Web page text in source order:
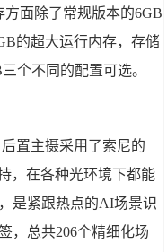
面除了常规版本的6GB
的超大运行内存，存储
个不同的配置可选。
置主摄采用了索尼的
，在各种光环境下都能
是紧跟热点的AI场景识
，总共206个精细化场